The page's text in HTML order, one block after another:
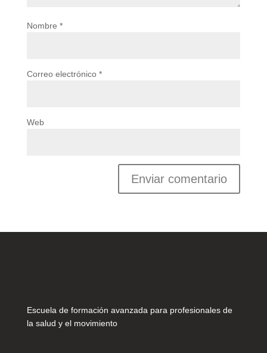
Nombre *
Correo electrónico *
Web
Escuela de formación avanzada para profesionales de
la salud y el movimiento